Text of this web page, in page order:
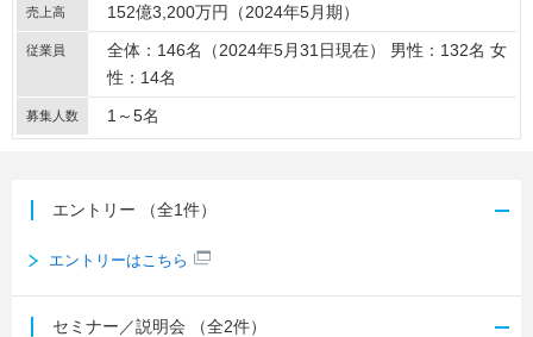
売上高 152億3,200万円（2024年5月期）
従業員
全体：146名（2024年5月31日現在） 男性：132名 女
性：14名
募集人数 1～5名
エントリー （全1件）
エントリーはこちら
セミナー／説明会 （全2件）